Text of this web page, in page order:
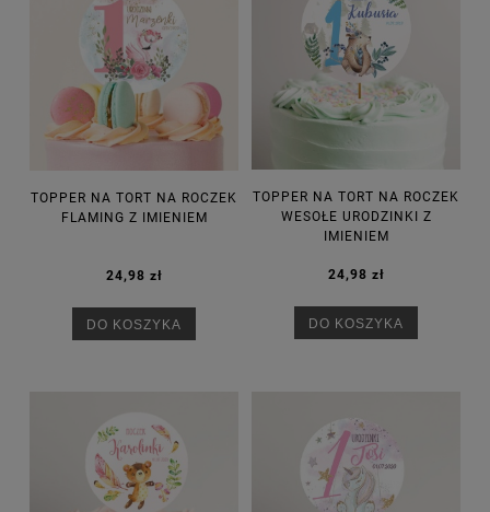
TOPPER NA TORT NA ROCZEK
FLAMING Z IMIENIEM
24,98 zł
DO KOSZYKA
TOPPER NA TORT NA ROCZEK
WESOŁE URODZINKI Z
IMIENIEM
24,98 zł
DO KOSZYKA